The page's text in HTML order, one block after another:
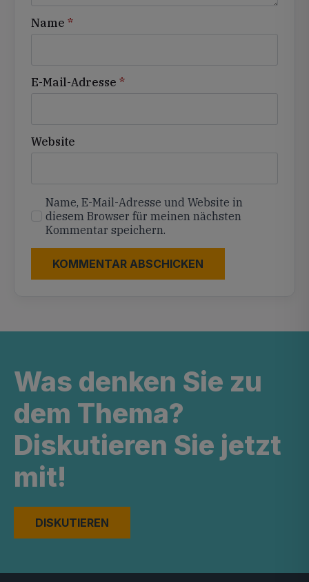
Name *
E-Mail-Adresse *
Website
Name, E-Mail-Adresse und Website in
diesem Browser für meinen nächsten
Kommentar speichern.
Was denken Sie zu
dem Thema?
Diskutieren Sie jetzt
mit!
DISKUTIEREN